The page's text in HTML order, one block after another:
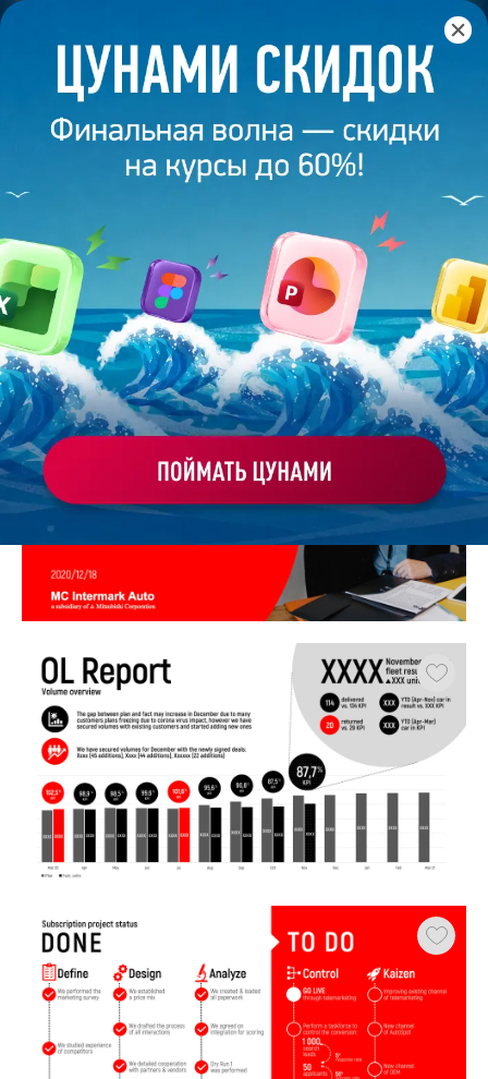
Главная /Банк слайдов / Презентация 474 – Сергей С.
ПРЕЗЕНТАЦИЯ 474 - СЕРГЕЙ С.
Моё избранное
Работа
студента
ХОЧУ ЗАКАЗАТЬ ТАКУЮ ПРЕЗЕНТАЦИЮ